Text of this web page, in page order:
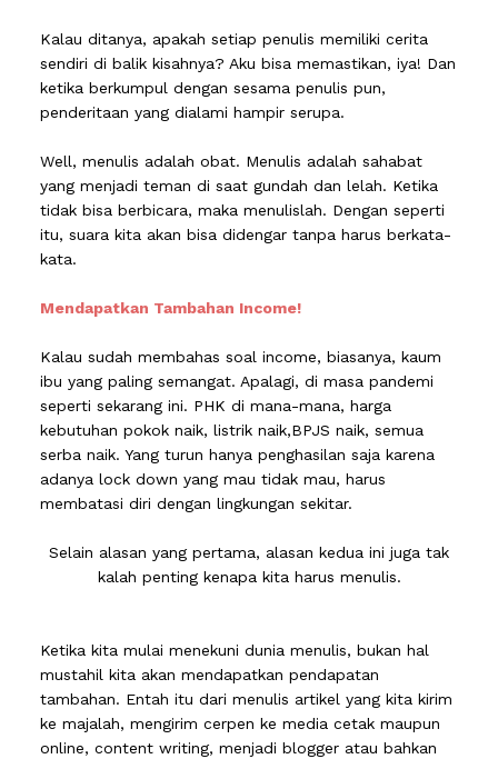
Kalau ditanya, apakah setiap penulis memiliki cerita
sendiri di balik kisahnya? Aku bisa memastikan, iya! Dan
ketika berkumpul dengan sesama penulis pun,
penderitaan yang dialami hampir serupa.
Well, menulis adalah obat. Menulis adalah sahabat
yang menjadi teman di saat gundah dan lelah. Ketika
tidak bisa berbicara, maka menulislah. Dengan seperti
itu, suara kita akan bisa didengar tanpa harus berkata-
kata.
Mendapatkan Tambahan Income!
Kalau sudah membahas soal income, biasanya, kaum
ibu yang paling semangat. Apalagi, di masa pandemi
seperti sekarang ini. PHK di mana-mana, harga
kebutuhan pokok naik, listrik naik,BPJS naik, semua
serba naik. Yang turun hanya penghasilan saja karena
adanya lock down yang mau tidak mau, harus
membatasi diri dengan lingkungan sekitar.
Selain alasan yang pertama, alasan kedua ini juga tak
kalah penting kenapa kita harus menulis.
Ketika kita mulai menekuni dunia menulis, bukan hal
mustahil kita akan mendapatkan pendapatan
tambahan. Entah itu dari menulis artikel yang kita kirim
ke majalah, mengirim cerpen ke media cetak maupun
online, content writing, menjadi blogger atau bahkan